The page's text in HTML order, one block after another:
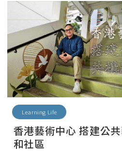
Learning Life
香港藝術中心 搭建公
和社區